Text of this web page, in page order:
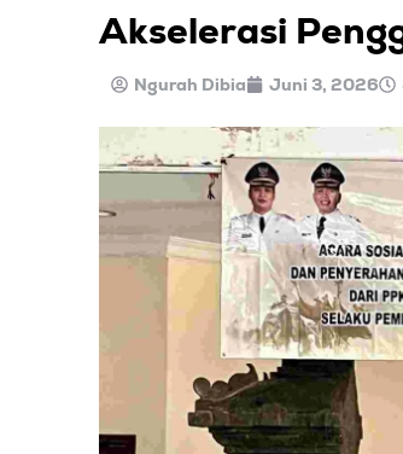
Akselerasi
Ngurah Dibia Juni 3, 2026